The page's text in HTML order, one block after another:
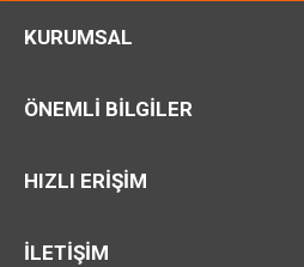
KURUMSAL
ÖNEMLI BILGILER
HIZLI ERİŞİM
İLETİŞİM